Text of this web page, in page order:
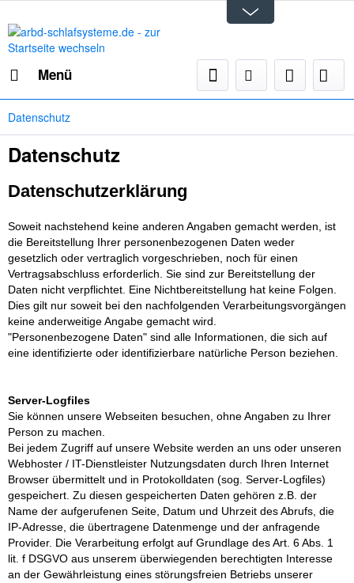
Menü
Datenschutz
Datenschutz
Datenschutzerklärung
Soweit nachstehend keine anderen Angaben gemacht werden, ist
die Bereitstellung Ihrer personenbezogenen Daten weder
gesetzlich oder vertraglich vorgeschrieben, noch für einen
Vertragsabschluss erforderlich. Sie sind zur Bereitstellung der
Daten nicht verpflichtet. Eine Nichtbereitstellung hat keine Folgen.
Dies gilt nur soweit bei den nachfolgenden Verarbeitungsvorgängen
keine anderweitige Angabe gemacht wird.
"Personenbezogene Daten" sind alle Informationen, die sich auf
eine identifizierte oder identifizierbare natürliche Person beziehen.
Server-Logfiles
Sie können unsere Webseiten besuchen, ohne Angaben zu Ihrer
Person zu machen.
Bei jedem Zugriff auf unsere Website werden an uns oder unseren
Webhoster / IT-Dienstleister Nutzungsdaten durch Ihren Internet
Browser übermittelt und in Protokolldaten (sog. Server-Logfiles)
gespeichert. Zu diesen gespeicherten Daten gehören z.B. der
Name der aufgerufenen Seite, Datum und Uhrzeit des Abrufs, die
IP-Adresse, die übertragene Datenmenge und der anfragende
Provider. Die Verarbeitung erfolgt auf Grundlage des Art. 6 Abs. 1
lit. f DSGVO aus unserem überwiegenden berechtigten Interesse
an der Gewährleistung eines störungsfreien Betriebs unserer